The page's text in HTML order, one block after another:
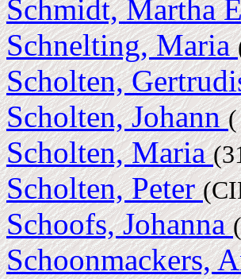
Schmidt, Martha
Schnelting, Maria
Scholten,
Scholten, Johann
Scholten, Maria
Scholten, Peter
Schoofs, Johanna
Schoonmackers,